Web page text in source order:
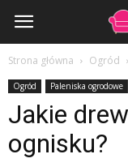
ABCwnetrza.pl
Strona główna Ogród
Ogród Paleniska ogrodowe
Jakie
ognisku?